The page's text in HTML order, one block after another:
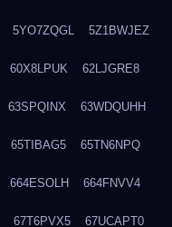
5YO7ZQGL 5Z1BWJEZ
60X8LPUK 62LJGRE8
63SPQINX 63WDQUHH
65TIBAG5 65TN6NPQ
664ESOLH 664FNVV4
67T6PVX5 67UCAPT0